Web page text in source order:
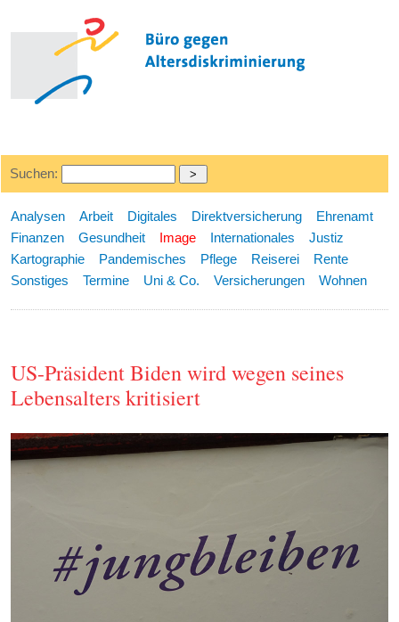
Suchen:
Analysen Arbeit Digitales Direktversicherung
Ehrenamt
Finanzen
Gesundheit Image Internationales
Justiz
Kartographie
Pandemisches Pflege Reiserei
Rente
Sonstiges
Termine Uni & Co. Versicherungen Wohnen
US-Präsident Biden wird wegen seines
Lebensalters kritisiert